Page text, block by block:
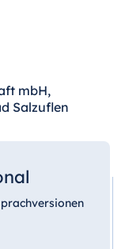
mbH,
Salzuflen